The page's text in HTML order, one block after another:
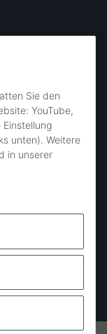
Sie den
YouTube,
unten). Weitere
in unserer